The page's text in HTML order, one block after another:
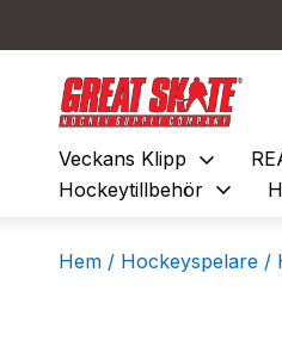
Veckans Klipp expand_more
Hockeytillbehör expand_more
Hem / Hockeyspelare /